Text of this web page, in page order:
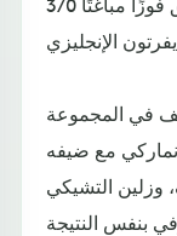
في المجموعة
مع ضيفه
التشيكي